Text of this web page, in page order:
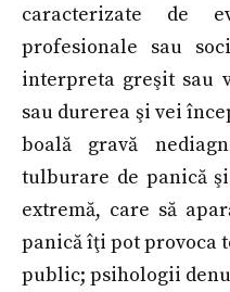
caracterizate de
profesionale sau
interpreta greşit sau
sau durerea şi vei
boală gravă
tulburare de panică
extremă, care să
panică îţi pot provoca
public; psihologii